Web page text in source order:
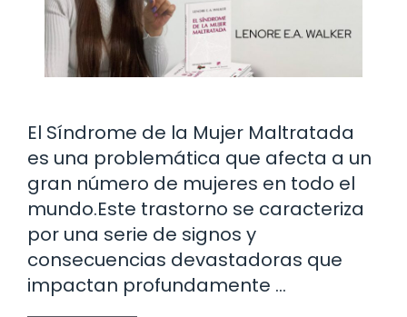
El Síndrome de la Mujer Maltratada
es una problemática que afecta a un
gran número de mujeres en todo el
mundo.Este trastorno se caracteriza
por una serie de signos y
consecuencias devastadoras que
impactan profundamente …